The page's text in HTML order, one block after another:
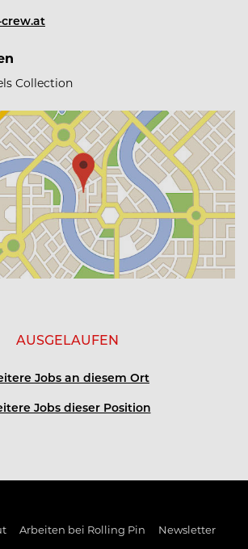
ausgezeichneter Arbeitgeber
Monatsgehältern
und verschiedene
Woche möglich
des Mitarbeiterautos (bei
Abende
Collection
AUSGELAUFEN
Jobs an diesem Ort
Jobs dieser Position
Arbeiten bei Rolling Pin
Newsletter